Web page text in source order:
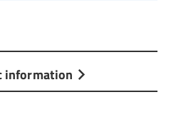
information